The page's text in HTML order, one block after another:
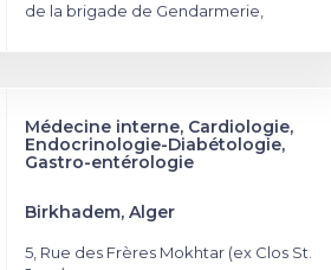
de la brigade de Gendarmerie,
Médecine interne, Cardiologie,
Endocrinologie-Diabétologie,
Gastro-entérologie
Birkhadem, Alger
5, Rue des Frères Mokhtar (ex Clos St.